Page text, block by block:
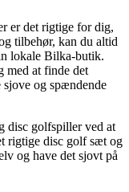
er det rigtige for dig,
tilbehør, kan du altid
lokale Bilka-butik.
med at finde det
og spændende
disc golfspiller ved at
rigtige disc golf sæt og
og have det sjovt på